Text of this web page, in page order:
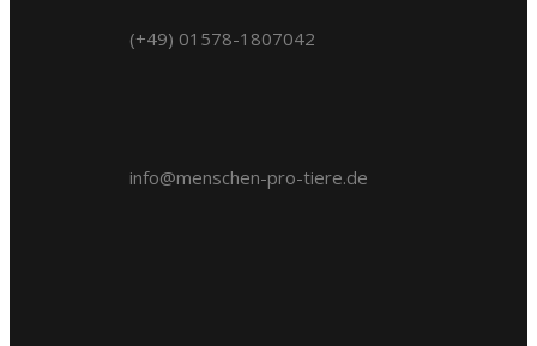
(+49) 01578-1807042
info@menschen-pro-tiere.de